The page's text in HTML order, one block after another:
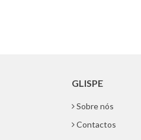
GLISPE
Sobre nós
Contactos